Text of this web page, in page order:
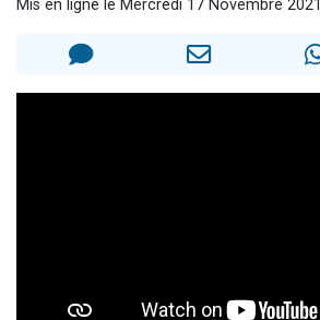
Mis en ligne le Mercredi 17 Novembre 2021